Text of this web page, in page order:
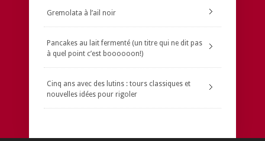
Gremolata à l’ail noir
Pancakes au lait fermenté (un titre qui ne dit pas
à quel point c’est boooooon!)
Cinq ans avec des lutins : tours classiques et
nouvelles idées pour rigoler